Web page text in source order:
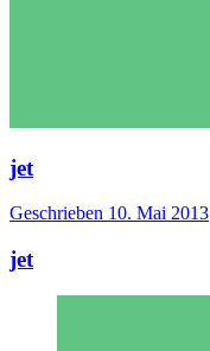
jet
Geschrieben 10. Mai 2013
jet